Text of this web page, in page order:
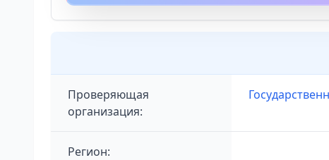
Проверяющая
организация:
Регион: